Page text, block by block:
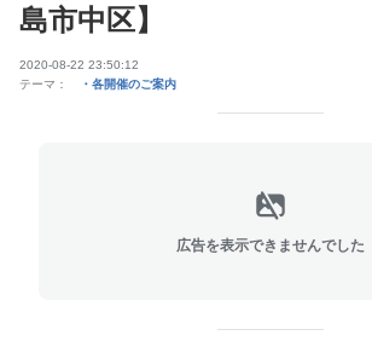
島市中区】
2020-08-22 23:50:12
テーマ：
・各開催のご案内
広告を表示できませんでした